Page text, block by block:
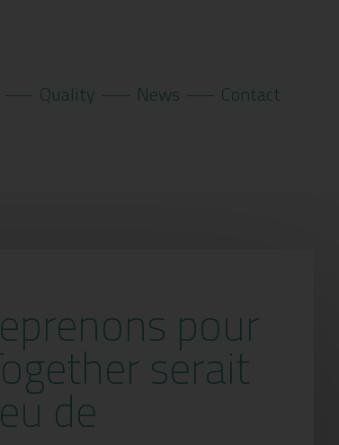
Quality News Contact
pour
serait
de